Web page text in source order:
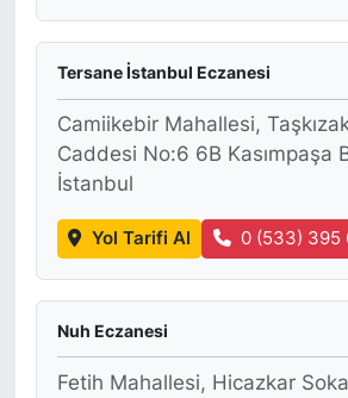
Tersane İstanbul Eczanesi
Camiikebir Mahallesi,
Caddesi No:6 6B Kasımpaşa
İstanbul
Yol Tarifi Al 0 (533) 395
Nuh Eczanesi
Fetih Mahallesi, Hicazkar